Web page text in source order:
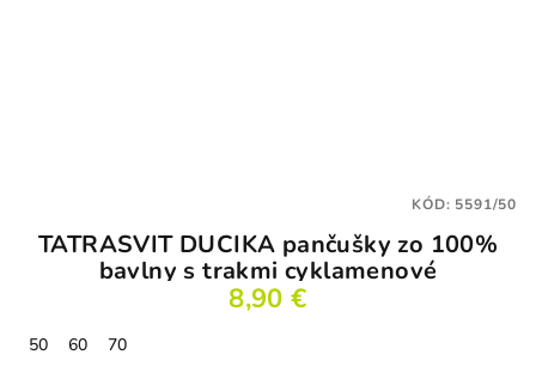
TATRASVIT DUCIKA pančušky zo 100%
bavlny s trakmi cyklamenové
8,90 €
50 60
70
KÓD: 5591/50